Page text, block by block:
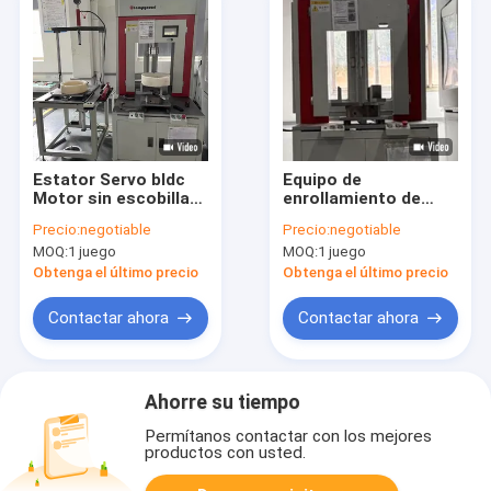
Estator Servo bldc
Motor sin escobillas
devanado
automatización 220V
Precio:negotiable
MOQ:1 juego
Obtenga el último precio
Contactar ahora
Equipo de
enrollamiento de
accionado con alta
precisión
Precio:negotiable
MOQ:1 juego
Obtenga el último precio
Contactar ahora
Ahorre su tiempo
Permítanos contactar con los mejores
productos con usted.